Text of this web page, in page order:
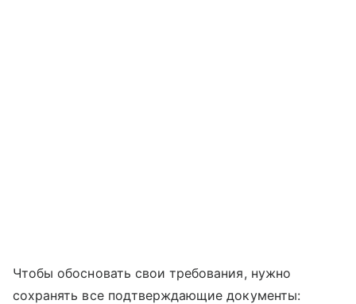
Чтобы обосновать свои требования, нужно
сохранять все подтверждающие документы: